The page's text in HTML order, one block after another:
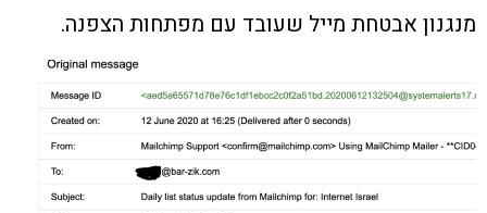
מנגנון אבטחת מייל שעובד עם מפתחות הצפנה.